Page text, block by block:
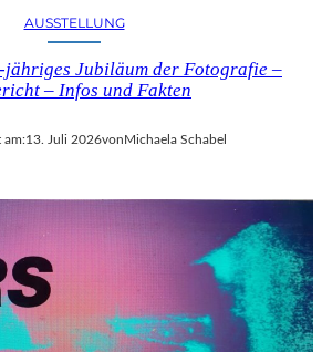
AUSSTELLUNG
jähriges Jubiläum der Fotografie –
– Infos und Fakten
am:13. Juli 2026vonMichaela Schabel